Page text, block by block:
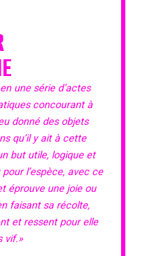
une série d’actes
concourant à
donné des objets
qu’il y ait à cette
but utile, logique et
l’espèce, avec ce
éprouve une joie ou
faisant sa récolte,
et ressent pour elle
vif.»